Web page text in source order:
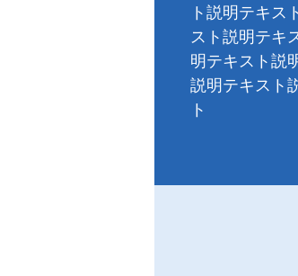
ト説明テキス
スト説明テキ
明テキスト説
説明テキスト
ト